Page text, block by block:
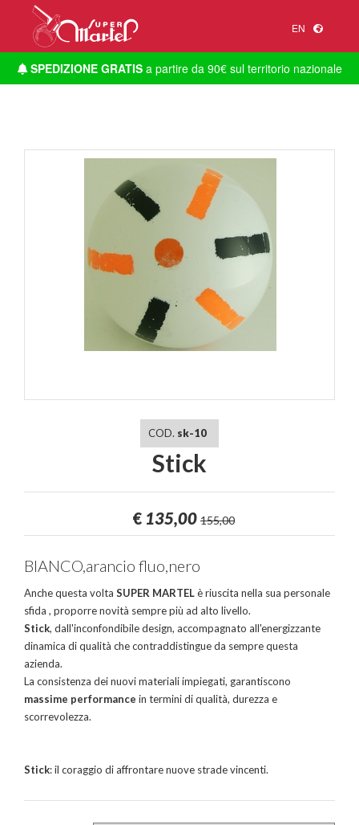
EN
SPEDIZIONE GRATISa partire da 90€ sul territorio nazionale
COD. sk-10
Stick
€ 135,00 155,00
BIANCO,arancio fluo,nero
Anche questa volta SUPER MARTELè riuscita nella sua personale
sfida , proporre novità sempre più ad alto livello.
Stick, dall'inconfondibile design, accompagnato all'energizzante
dinamica di qualità che contraddistingue da sempre questa
azienda.
La consistenza dei nuovi materiali impiegati, garantiscono
massime performance in termini di qualità, durezza e
scorrevolezza.
Stick: il coraggio di affrontare nuove strade vincenti.